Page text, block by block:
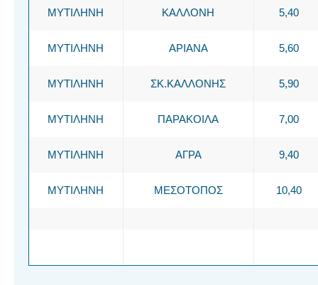
ΜΥΤΙΛΗΝΗ ΚΑΛΛΟΝΗ 5,40
ΜΥΤΙΛΗΝΗ ΑΡΙΑΝΑ 5,60
ΜΥΤΙΛΗΝΗ ΣΚ.ΚΑΛΛΟΝΗΣ 5,90
ΜΥΤΙΛΗΝΗ ΠΑΡΑΚΟΙΛΑ 7,00
ΜΥΤΙΛΗΝΗ ΑΓΡΑ 9,40
ΜΥΤΙΛΗΝΗ ΜΕΣΟΤΟΠΟΣ 10,40